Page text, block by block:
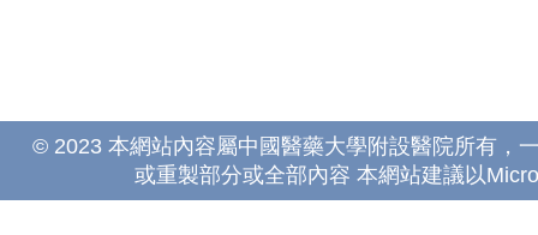
© 2023 本網站內容屬中國醫藥大學附設醫院所有，
或重製部分或全部內容 本網站建議以